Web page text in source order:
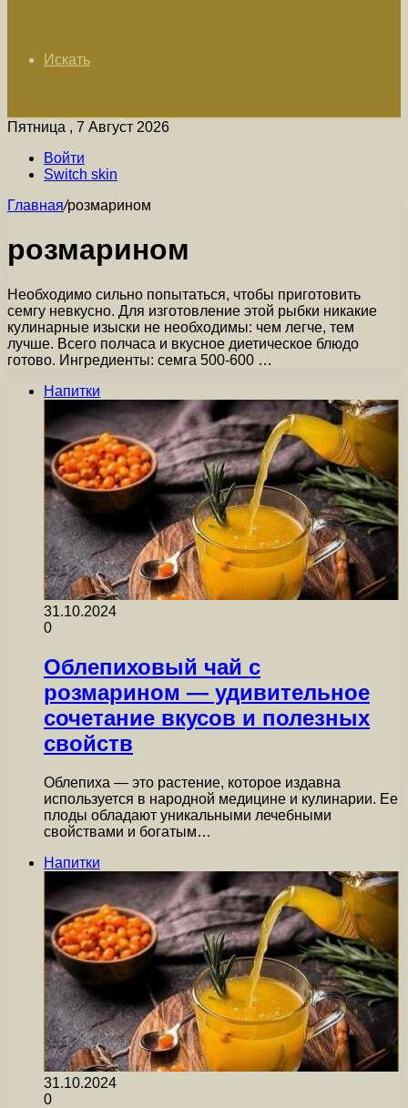
Искать
Пятница , 7 Август 2026
Войти
Switch skin
Главная/розмарином
розмарином
Необходимо сильно попытаться, чтобы приготовить
семгу невкусно. Для изготовление этой рыбки никакие
кулинарные изыски не необходимы: чем легче, тем
лучше. Всего полчаса и вкусное диетическое блюдо
готово. Ингредиенты: семга 500-600 …
Напитки
31.10.2024
0
Облепиховый чай с
розмарином — удивительное
сочетание вкусов и полезных
свойств
Облепиха — это растение, которое издавна
используется в народной медицине и кулинарии. Ее
плоды обладают уникальными лечебными
свойствами и богатым…
Напитки
31.10.2024
0